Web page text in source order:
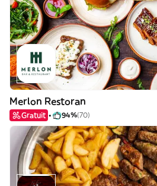
Merlon Restoran
Gratuit 94%(70)